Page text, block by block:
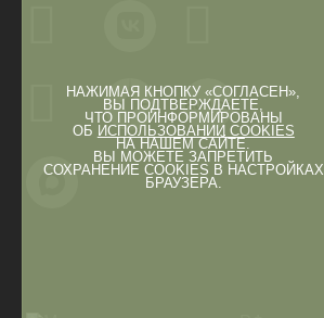
НАЖИМАЯ КНОПКУ «СОГЛАСЕН»,
ВЫ ПОДТВЕРЖДАЕТЕ,
ЧТО ПРОИНФОРМИРОВАНЫ
ОБ ИСПОЛЬЗОВАНИИ COOKIES
НА НАШЕМ САЙТЕ.
ВЫ МОЖЕТЕ ЗАПРЕТИТЬ
СОХРАНЕНИЕ COOKIES В НАСТРОЙКАХ
БРАУЗЕРА.